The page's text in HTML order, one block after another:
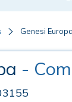
Genesi Europa
-